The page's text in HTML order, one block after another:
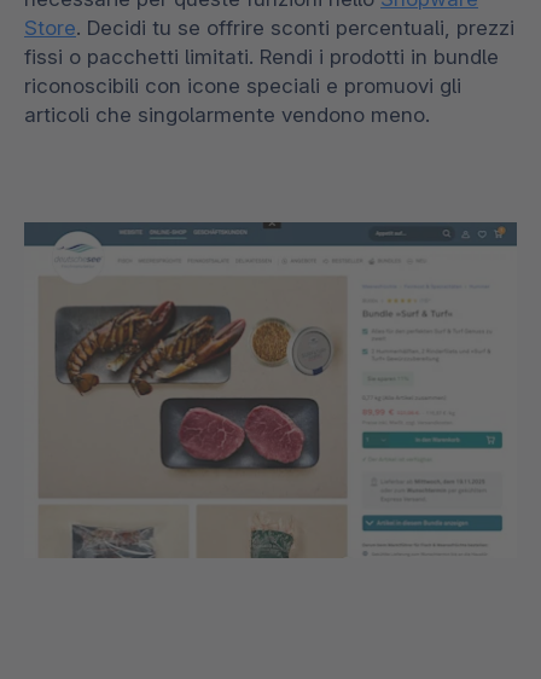
Store. Decidi tu se offrire sconti percentuali, prezzi
fissi o pacchetti limitati. Rendi i prodotti in bundle
riconoscibili con icone speciali e promuovi gli
articoli che singolarmente vendono meno.